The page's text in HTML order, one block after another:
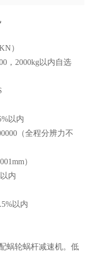
）
，2000kg以内自选
以内
（全程分辨力不
）
内
以内
蜗轮蜗杆减速机。低